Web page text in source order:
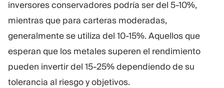
inversores conservadores podría ser del 5-10%,
mientras que para carteras moderadas,
generalmente se utiliza del 10-15%. Aquellos que
esperan que los metales superen el rendimiento
pueden invertir del 15-25% dependiendo de su
tolerancia al riesgo y objetivos.